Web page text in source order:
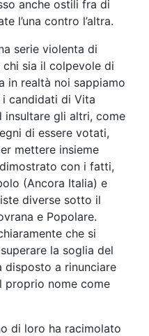
anche ostili fra di
l’una contro l’altra.
serie violenta di
sia il colpevole di
in realtà noi sappiamo
candidati di Vita
insultare gli altri, come
di essere votati,
mettere insieme
dimostrato con i fatti,
(Ancora Italia) e
diverse sotto il
e Popolare.
che si
la soglia del
disposto a rinunciare
proprio nome come
di loro ha racimolato